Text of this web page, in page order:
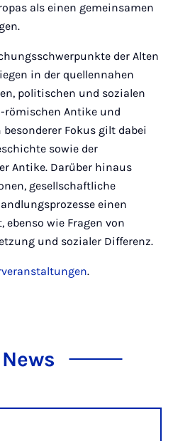
als einen gemeinsamen
der Alten
in der quellennahen
politischen und sozialen
Antike und
besonderer Fokus gilt dabei
sowie der
Antike. Darüber hinaus
gesellschaftliche
einen
ebenso wie Fragen von
und sozialer Differenz.
.
News